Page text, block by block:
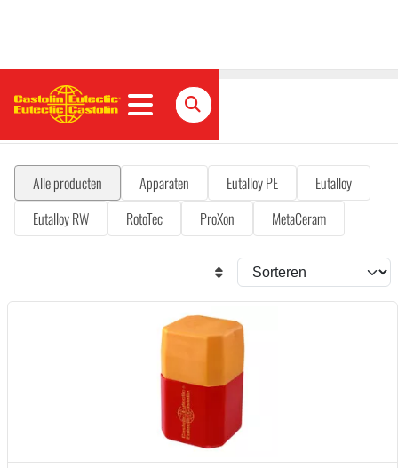
Thermisch spuiten
Alle producten Apparaten Eutalloy PE
Eutalloy
Eutalloy RW
RotoTec ProXon MetaCeram